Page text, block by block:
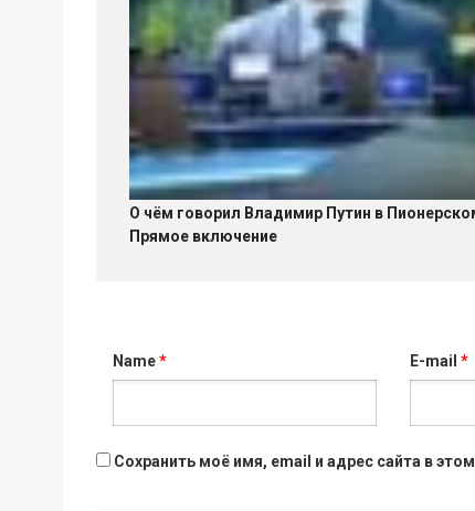
О чём говорил Владимир Путин в
Прямое включение
Name* E-mail*
Сохранить моё имя, email и адрес сайта в